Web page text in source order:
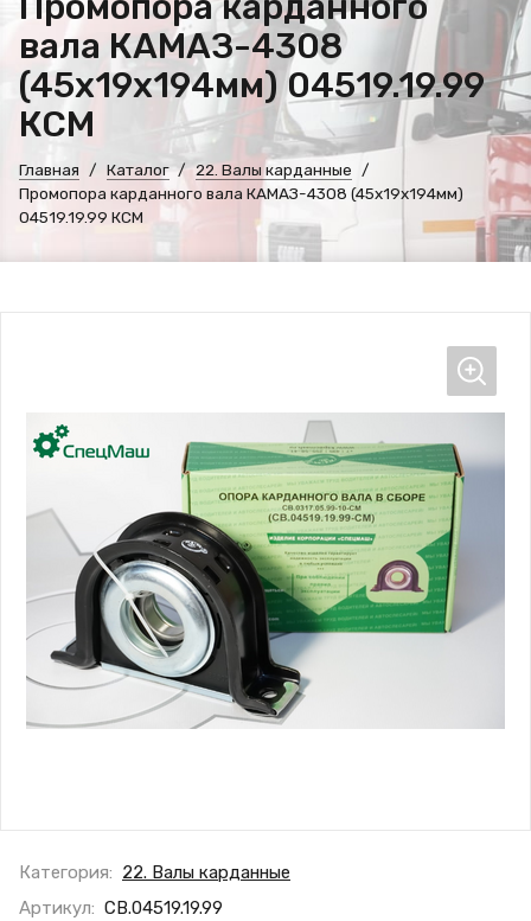
вала КАМАЗ-4308
(45x19x194мм) 04519.19.99
КСМ
Главная Каталог
22. Валы карданные
Промопора карданного вала КАМАЗ-4308 (45x19x194мм)
04519.19.99 КСМ
Категория: 22. Валы карданные
Артикул: СВ.04519.19.99